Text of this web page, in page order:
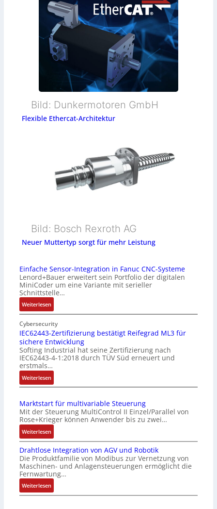
Bild: Dunkermotoren GmbH
Flexible Ethercat-Architektur
Bild: Bosch Rexroth AG
Neuer Muttertyp sorgt für mehr Leistung
Einfache Sensor-Integration in Fanuc CNC-Systeme
Lenord+Bauer erweitert sein Portfolio der digitalen
MiniCoder um eine Variante mit serieller
Schnittstelle…
Weiterlesen:
E
i
n
f
a
c
h
e
S
n
s
o
r
-
n
t
e
g
r
Cybersecurity
IEC62443-Zertifizierung bestätigt Reifegrad ML3 für
sichere Entwicklung
Softing Industrial hat seine Zertifizierung nach
IEC62443-4-1:2018 durch TÜV Süd erneuert und
erstmals…
Weiterlesen:
I
C
6
2
4
4
-
Z
e
r
t
Marktstart für multivariable Steuerung
Mit der Steuerung MultiControl II Einzel/Parallel von
Rose+Krieger können Anwender bis zu zwei…
Weiterlesen:
M
a
r
k
t
s
t
Drahtlose Integration von AGV und Robotik
Die Produktfamilie von Modibus zur Vernetzung von
Maschinen- und Anlagensteuerungen ermöglicht die
Fernwartung…
Weiterlesen:
D